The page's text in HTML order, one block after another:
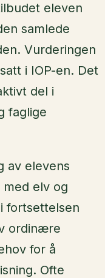
eleven
samlede
Vurderingen
i IOP-en. Det
del i
faglige
av elevens
med elv og
fortsettelsen
ordinære
for å
Ofte